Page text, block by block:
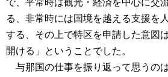
で、平常時は観光・経済を中心に交
る、非常時には国境を越える支援を
する、その上で特区を申請した意図
開ける」ということでした。
与那国の仕事を振り返って思うの